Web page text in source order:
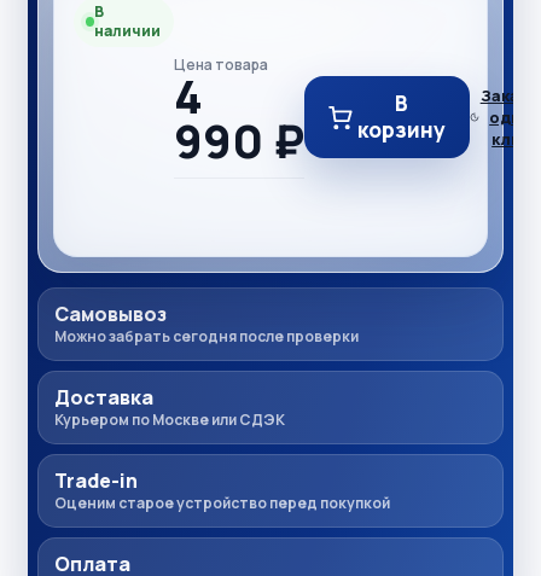
В
наличии
Цена товара
4
990 ₽
В
корзину
Заказ в
один
клик
Самовывоз
Можно забрать сегодня после проверки
Доставка
Курьером по Москве или СДЭК
Trade-in
Оценим старое устройство перед покупкой
Оплата